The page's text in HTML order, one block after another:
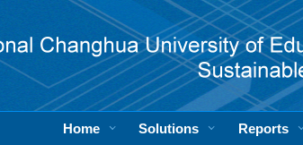
Home Solutions Reports